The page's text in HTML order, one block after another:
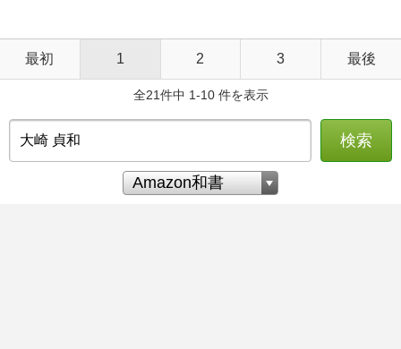
最初 1 2 3 最後
全21件中 1-10 件を表示
検索